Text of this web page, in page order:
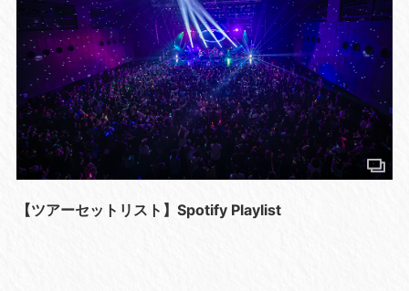
【ツアーセットリスト】Spotify Playlist